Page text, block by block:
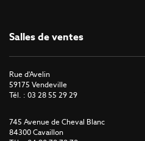
Salles de ventes
Rue d'Avelin
59175 Vendeville
Tél. : 03 28 55 29 29
745 Avenue de Cheval Blanc
84300 Cavaillon